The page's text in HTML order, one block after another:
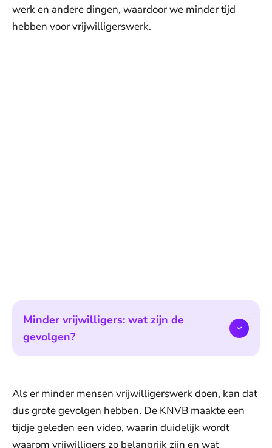
werk en andere dingen, waardoor we minder tijd
hebben voor vrijwilligerswerk.
Minder vrijwilligers: wat zijn de
gevolgen?
Als er minder mensen vrijwilligerswerk doen, kan dat
dus grote gevolgen hebben. De KNVB maakte een
tijdje geleden een video, waarin duidelijk wordt
waarom vrijwilligers zo belangrijk zijn en wat